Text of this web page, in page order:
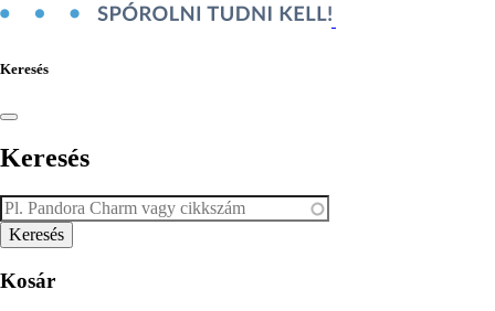
Keresés
Keresés
Kosár